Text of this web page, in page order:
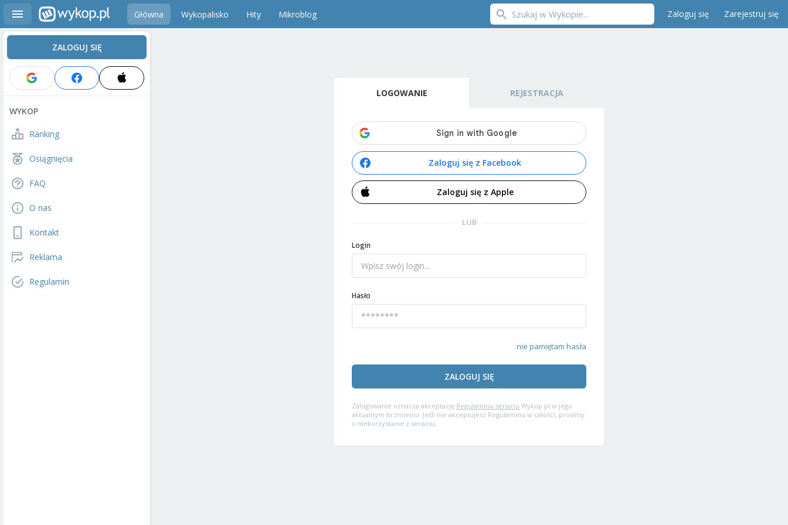
Główna Wykopalisko Hity Mikroblog Zaloguj się Zarejestruj się
ZALOGUJ SIĘ
WYKOP
Ranking
Osiągnięcia
FAQ
O nas
Kontakt
Reklama
Regulamin
LOGOWANIE REJESTRACJA
Zaloguj się z Facebook
Zaloguj się z Apple
LUB
Login
Hasło
nie pamiętam hasła
ZALOGUJ SIĘ
Zalogowanie oznacza akceptację Regulaminu serwisu Wykop.pl w jego
aktualnym brzmieniu. Jeśli nie akceptujesz Regulaminu w całości, prosimy
o niekorzystanie z serwisu.